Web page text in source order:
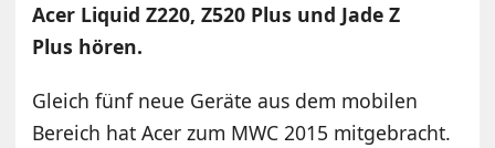
Acer Liquid Z220, Z520 Plus und Jade Z
Plus hören.
Gleich fünf neue Geräte aus dem mobilen
Bereich hat Acer zum MWC 2015 mitgebracht.